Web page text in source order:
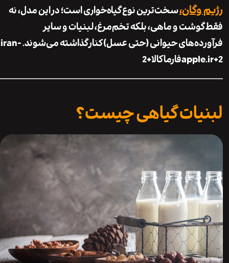
سخت‌ترین نوع گیاه‌خواری است؛ در این مدل، نه
و ماهی، بلکه تخم‌مرغ، لبنیات و سایر
حیوانی (حتی عسل) کنار گذاشته می‌شوند.iran-
فارماکالا+2
گیاهی چیست؟